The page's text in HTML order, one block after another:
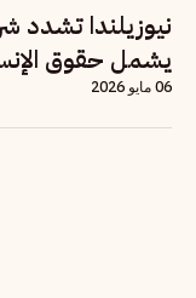
نيوزيلندا تشدد
يشمل حقوق
06 مايو 2026